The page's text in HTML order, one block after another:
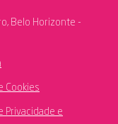
Belo Horizonte -
Cookies
Privacidade e